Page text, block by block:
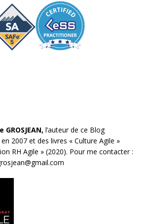
GROSJEAN, l’auteur de ce Blog
2007 et des livres « Culture Agile »
RH Agile » (2020). Pour me contacter :